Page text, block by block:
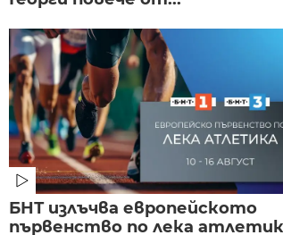
БНТ излъчва европейското
първенство по лека